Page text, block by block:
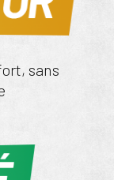
sans